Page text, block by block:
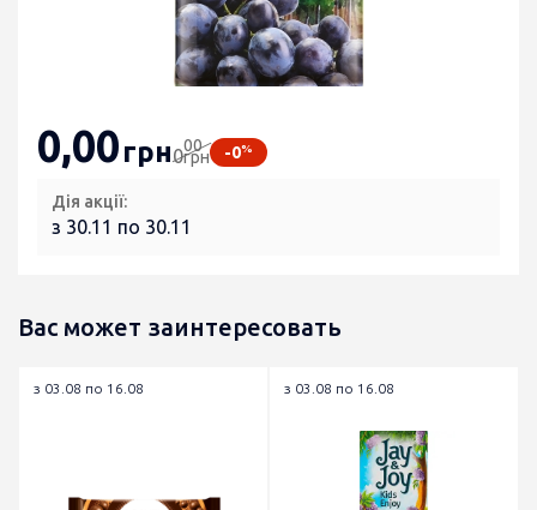
0,00грн000
грн -0%
Дія акції:
з 30.11 по 30.11
Вас может заинтересовать
з 03.08 по 16.08 з 03.08 по 16.08